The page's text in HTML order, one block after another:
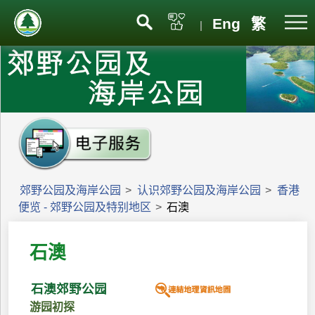
| Eng 繁
郊野公园及海岸公园 > 认识郊野公园及海岸公园 > 香港
便览 - 郊野公园及特别地区 > 石澳
石澳
石澳郊野公园
游园初探